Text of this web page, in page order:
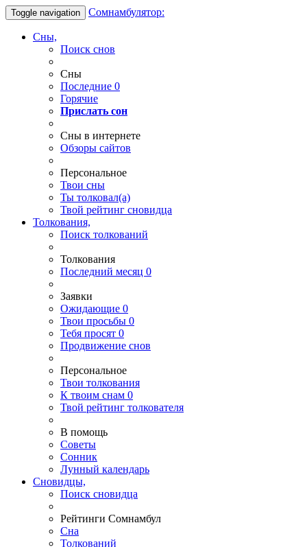
Toggle navigation Сомнамбулятор:
Сны,
Поиск снов
Сны
Последние 0
Горячие
Прислать сон
Сны в интернете
Обзоры сайтов
Персональное
Твои сны
Ты толковал(а)
Твой рейтинг сновидца
Толкования,
Поиск толкований
Толкования
Последний месяц 0
Заявки
Ожидающие 0
Твои просьбы 0
Тебя просят 0
Продвижение снов
Персональное
Твои толкования
К твоим снам 0
Твой рейтинг толкователя
В помощь
Советы
Сонник
Лунный календарь
Сновидцы,
Поиск сновидца
Рейтинги Сомнамбул
Сна
Толкований